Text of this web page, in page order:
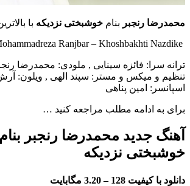
رنجبر بنام خوشبختی نزدیکهبا بالاترین کیفیت
فائزه سینایی , ملودی: محمدرضا رنجبر
میکس و مستر: سپند الهی , ویلون: آرش روشن ,
امین پناهی
ادامه مطلب مراجعه کنید …
محمدرضا رنجبر بنام
نزدیکه
128 – 3.20 مگابایت